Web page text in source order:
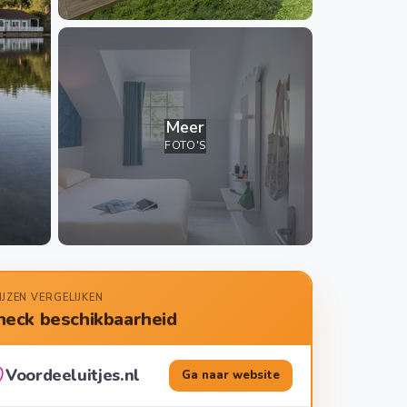
Meer
FOTO'S
VERGELIJKEN
beschikbaarheid
Voordeeluitjes.nl Ga naar website